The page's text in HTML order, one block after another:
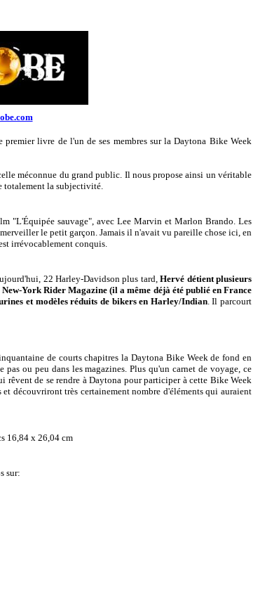
livre de l'un de ses membres sur la Daytona Bike Week
méconnue du grand public. Il nous propose ainsi un véritable
totalement la subjectivité.
"L'Équipée sauvage", avec Lee Marvin et Marlon Brando. Les
le petit garçon. Jamais il n'avait vu pareille chose ici, en
irrévocablement conquis.
22 Harley-Davidson plus tard,Hervé détient plusieurs
York Rider Magazine (il a même déjà été publié en France
et modèles réduits de bikers en Harley/Indian. Il parcourt
de courts chapitres la Daytona Bike Week de fond en
ou peu dans les magazines. Plus qu'un carnet de voyage, ce
rêvent de se rendre à Daytona pour participer à cette Bike Week
découvriront très certainement nombre d'éléments qui auraient
16,84 x 26,04 cm
sur: